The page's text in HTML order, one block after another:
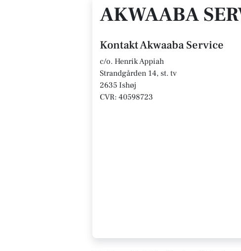
AKWAABA
Kontakt Akwaaba Service
c/o. Henrik Appiah
Strandgården 14, st. tv
2635 Ishøj
CVR: 40598723